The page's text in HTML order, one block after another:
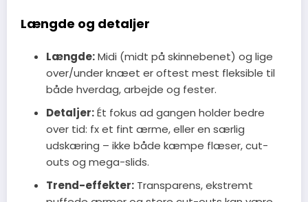
Længde og detaljer
Længde:Midi (midt på skinnebenet) og lige
over/under knæet er oftest mest fleksible til
både hverdag, arbejde og fester.
Detaljer:Ét fokus ad gangen holder bedre
over tid: fx et fint ærme, eller en særlig
udskæring – ikke både kæmpe flæser, cut-
outs og mega-slids.
Trend-effekter:Transparens, ekstremt